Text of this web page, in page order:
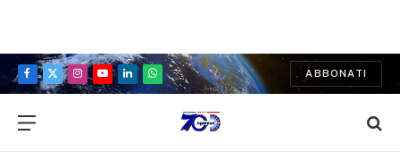
Facebook
X
Instagram
YouTubeLinkedInWhatsApp
ABBONATI